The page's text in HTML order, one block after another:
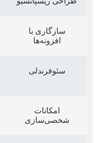
سازگاری با
افزونه‌ها
سئوفرندلی
امکانات
شخصی‌سازی